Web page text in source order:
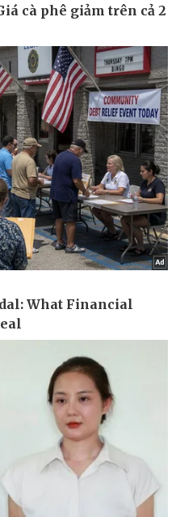
Thị trường
Giá vàng
Tiêu dùng
Tỷ giá
Chứng khoán
Giá cà phê